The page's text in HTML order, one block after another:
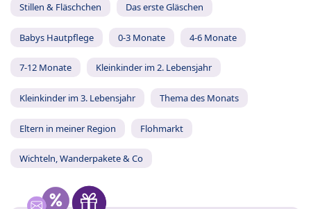
Stillen & Fläschchen Das erste Gläschen
Babys Hautpflege 0-3 Monate 4-6 Monate
7-12 Monate Kleinkinder im 2. Lebensjahr
Kleinkinder im 3. Lebensjahr Thema des Monats
Eltern in meiner Region Flohmarkt
Wichteln, Wanderpakete & Co